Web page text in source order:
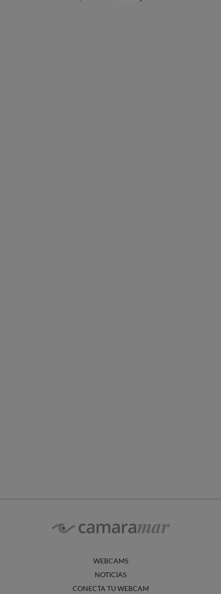
WEBCAMS
NOTICIAS
CONECTA TU WEBCAM